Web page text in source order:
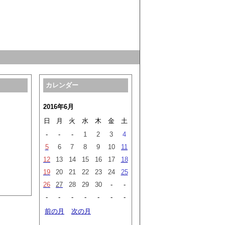
カレンダー
2016年6月
日
月 火 水 木 金
土
-
- - 1 2 3
4
5
6 7 8 9 10
11
12
13 14 15 16 17
18
19
20 21 22 23 24
25
26
27 28 29 30 -
-
-
- - - - -
-
前の月
次の月